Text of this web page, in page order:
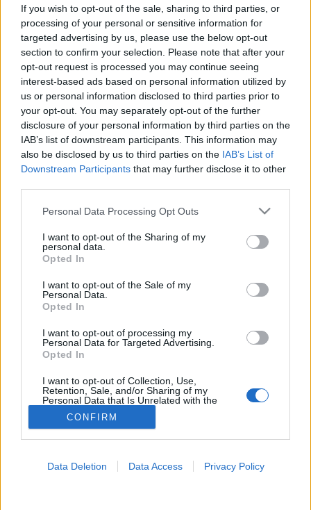
If you wish to opt-out of the sale, sharing to third parties, or
processing of your personal or sensitive information for
targeted advertising by us, please use the below opt-out
section to confirm your selection. Please note that after your
opt-out request is processed you may continue seeing
interest-based ads based on personal information utilized by
us or personal information disclosed to third parties prior to
your opt-out. You may separately opt-out of the further
disclosure of your personal information by third parties on the
IAB’s list of downstream participants. This information may
also be disclosed by us to third parties on the IAB’s List of
Downstream Participants that may further disclose it to other
Please note that this website/app uses one or more Google
not limited to your visit or usage behaviour. You may click to
grant or deny consent to Google and its third-party tags to
use your data for below specified purposes in below Google
consent section.
Personal Data Processing Opt Outs
I want to opt-out of the Sharing of my
personal data.
Opted In
I want to opt-out of the Sale of my
Personal Data.
Opted In
I want to opt-out of processing my
Personal Data for Targeted Advertising.
Opted In
I want to opt-out of Collection, Use,
Retention, Sale, and/or Sharing of my
Personal Data that Is Unrelated with the
Purposes for which it was collected.
Opted Out
CONFIRM
Data Deletion Data Access Privacy Policy
Betegségek
2024. október 04. 22:19